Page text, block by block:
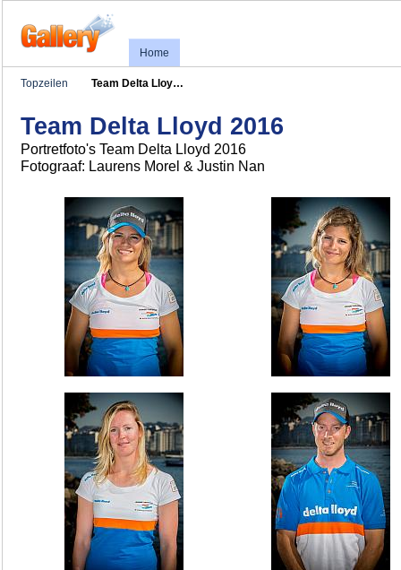
Home
Topzeilen Team Delta Lloy…
Team Delta Lloyd 2016
Portretfoto's Team Delta Lloyd 2016
Fotograaf: Laurens Morel & Justin Nan